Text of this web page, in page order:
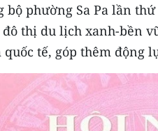
phường Sa Pa lần
đô thị du lịch xanh-bền
tế, góp thêm